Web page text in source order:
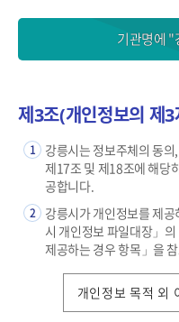
기관명에 "
제3조(개인정보의 제3
1
강릉시는 정보주체의 동
제17조 및 제18조에 해당
공합니다.
2
강릉시가 개인정보를 제
시 개인정보 파일대장」
제공하는 경우 항목」을
개인정보 목적 외